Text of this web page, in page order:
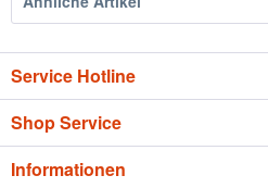
Service Hotline
Shop Service
Informationen